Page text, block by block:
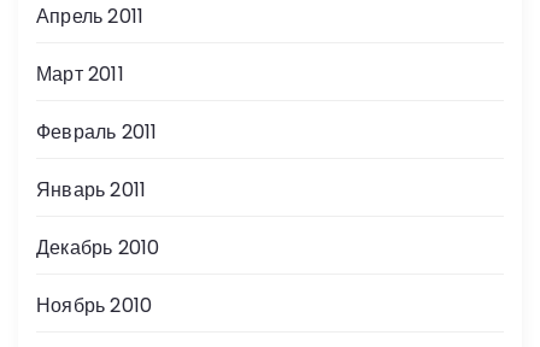
Апрель 2011
Март 2011
Февраль 2011
Январь 2011
Декабрь 2010
Ноябрь 2010